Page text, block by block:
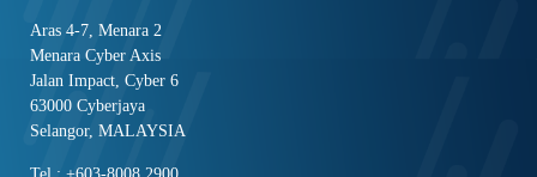
Aras 4-7, Menara 2
Menara Cyber Axis
Jalan Impact, Cyber 6
63000 Cyberjaya
Selangor, MALAYSIA